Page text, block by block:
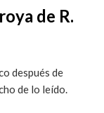
de R.
después de
de lo leído.